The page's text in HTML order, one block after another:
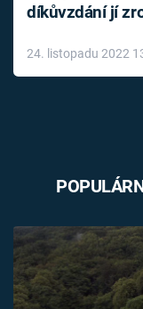
díkůvzdání jí
24. listopadu 2022